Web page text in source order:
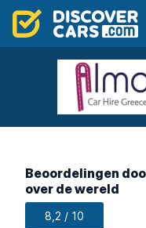
Beoordelingen
over de wereld
8,2 / 10